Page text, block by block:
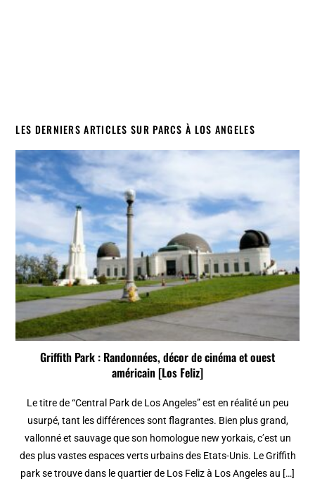
LES DERNIERS ARTICLES SUR PARCS À LOS ANGELES
Griffith Park : Randonnées, décor de cinéma et ouest
américain [Los Feliz]
Le titre de “Central Park de Los Angeles” est en réalité un peu
usurpé, tant les différences sont flagrantes. Bien plus grand,
vallonné et sauvage que son homologue new yorkais, c’est un
des plus vastes espaces verts urbains des Etats-Unis. Le Griffith
park se trouve dans le quartier de Los Feliz à Los Angeles au […]